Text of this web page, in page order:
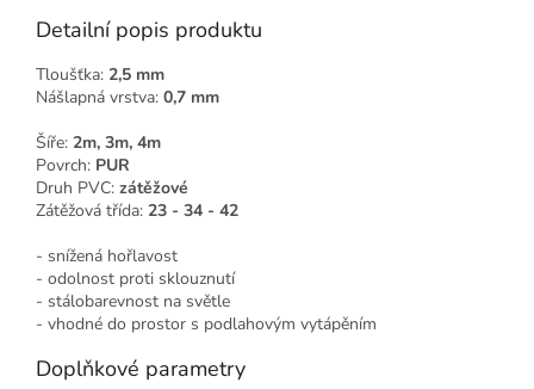
Detailní popis produktu
Tloušťka: 2,5 mm
Nášlapná vrstva: 0,7 mm
Šíře: 2m, 3m, 4m
Povrch: PUR
Druh PVC: zátěžové
Zátěžová třída: 23 - 34 - 42
- snížená hořlavost
- odolnost proti sklouznutí
- stálobarevnost na světle
- vhodné do prostor s podlahovým vytápěním
Doplňkové parametry